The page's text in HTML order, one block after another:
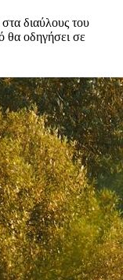
διαύλους του
θα οδηγήσει σε